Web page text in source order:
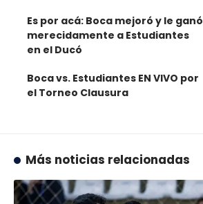
Es por acá: Boca mejoró y le ganó
merecidamente a Estudiantes
en el Ducó
Boca vs. Estudiantes EN VIVO por
el Torneo Clausura
Más noticias relacionadas